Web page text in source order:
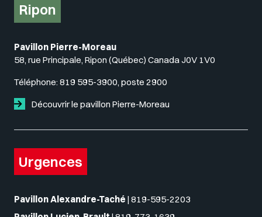
Ripon
Pavillon Pierre-Moreau
58, rue Principale, Ripon (Québec) Canada J0V 1V0
Téléphone: 819 595-3900, poste 2900
Découvrir le pavillon Pierre-Moreau
Urgences
Pavillon Alexandre-Taché | 819-595-2203